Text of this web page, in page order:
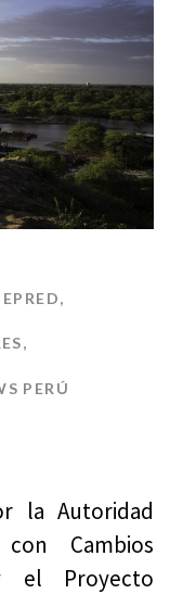
,
,
PERÚ
la Autoridad
Cambios
el Proyecto